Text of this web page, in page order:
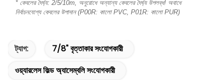
* কেবলের দৈর্ঘ্য: 2/5/10m, অনুরোধে অন্যান্য কেবলের দৈর্ঘ্য উপলব্ধ! অবাধে
নির্বাচনযোগ্য কেবলের উপাদান (P00R: কালো PVC, P01R: কালো PUR)
ট্যাগ:
7/8" বৃত্তাকার সংযোগকারী
ওয়্যারলেস ফিল্ড অ্যাসেম্বলি সংযোগকারী